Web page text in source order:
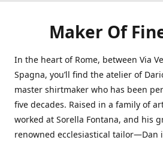
Maker Of
In the heart of Rome, between Via
Spagna, you’ll find the atelier of
master shirtmaker who has been
five decades. Raised in a family of
worked at Sorella Fontana, and his
renowned ecclesiastical tailor—Dan